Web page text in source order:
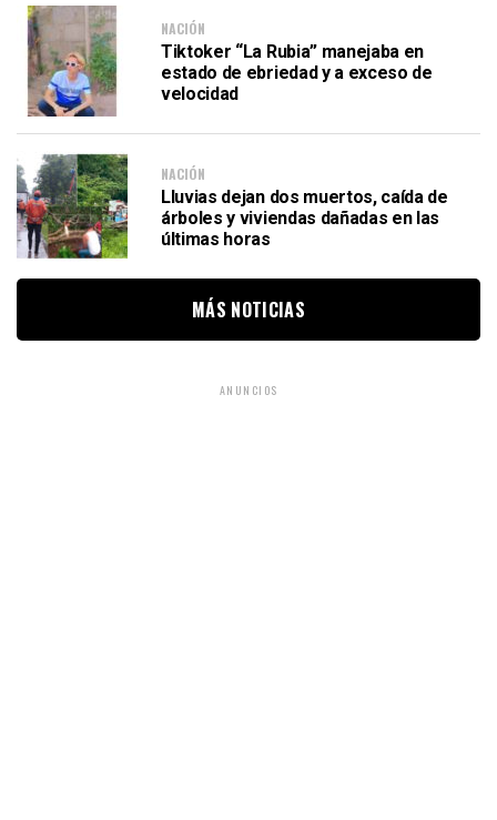
NACIÓN
Tiktoker “La Rubia” manejaba en
estado de ebriedad y a exceso de
velocidad
NACIÓN
Lluvias dejan dos muertos, caída de
árboles y viviendas dañadas en las
últimas horas
MÁS NOTICIAS
ANUNCIOS